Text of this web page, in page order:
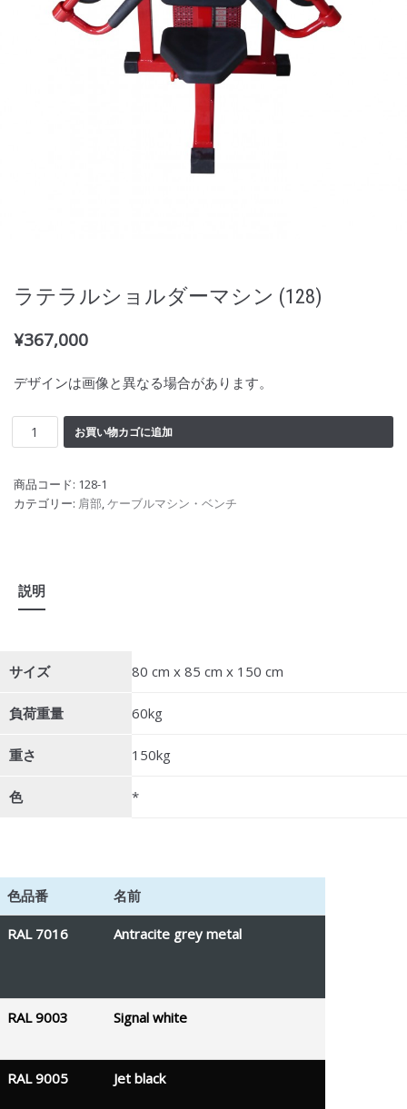
ラテラルショルダーマシン (128)
¥367,000
デザインは画像と異なる場合があります。
お買い物カゴに追加
商品コード: 128-1
カテゴリー: 肩部,ケーブルマシン・ベンチ
説明
サイズ 80 cm x 85 cm x 150 cm
負荷重量 60kg
重さ 150kg
色 *
色品番 名前
RAL 7016 Antracite grey metal
RAL 9003 Signal white
RAL 9005 Jet black